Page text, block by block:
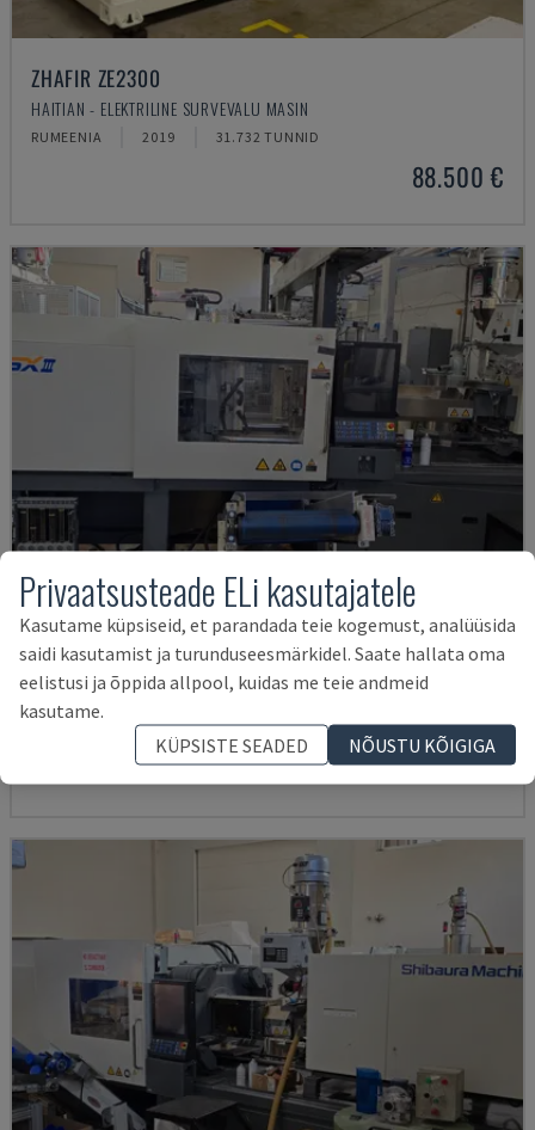
ZHAFIR ZE2300
HAITIAN - ELEKTRILINE SURVEVALU MASIN
RUMEENIA 2019 31.732 TUNNID
88.500 €
EC130SXIII-4A
SHIBAURA - ELEKTRILINE SURVEVALU MASIN
2019 21.000 TUNNID
94.000 €
Privaatsusteade ELi kasutajatele
Kasutame küpsiseid, et parandada teie kogemust, analüüsida
saidi kasutamist ja turunduseesmärkidel. Saate hallata oma
eelistusi ja õppida allpool, kuidas me teie andmeid
kasutame.
KÜPSISTE SEADED
NÕUSTU KÕIGIGA